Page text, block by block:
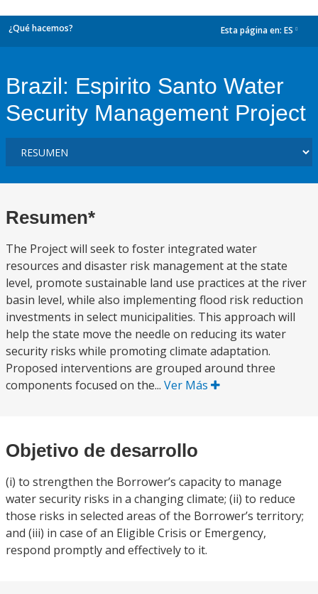
¿Qué hacemos? Esta página en: ES
Brazil: Espirito Santo Water
Security Management Project
Resumen*
The Project will seek to foster integrated water
resources and disaster risk management at the state
level, promote sustainable land use practices at the river
basin level, while also implementing flood risk reduction
investments in select municipalities. This approach will
help the state move the needle on reducing its water
security risks while promoting climate adaptation.
Proposed interventions are grouped around three
components focused on the... Ver Más
Objetivo de desarrollo
(i) to strengthen the Borrower’s capacity to manage
water security risks in a changing climate; (ii) to reduce
those risks in selected areas of the Borrower’s territory;
and (iii) in case of an Eligible Crisis or Emergency,
respond promptly and effectively to it.